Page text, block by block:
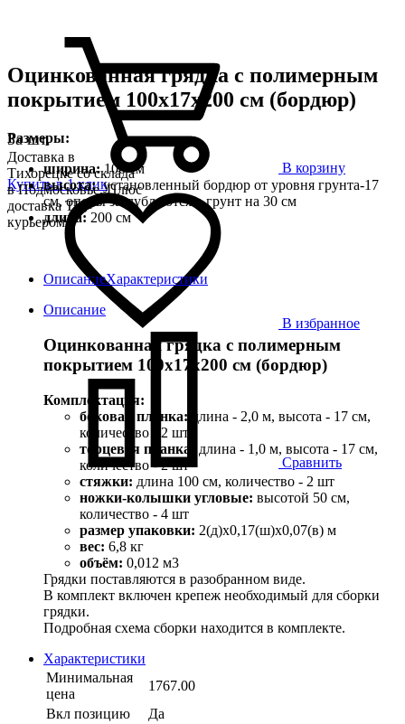
За шт.
Доставка в
Тихорецке со склада
в Подмосковье. Плюс
доставка ТК,
курьером
В корзину
Купить в 1 клик
В избранное
Сравнить
Оцинкованная грядка с полимерным
покрытием 100х17х200 см (бордюр)
Размеры:
ширина:100 см
высота:установленный бордюр от уровня грунта-17
см, опоры заглубляются в грунт на 30 см
длина: 200 см
ОписаниеХарактеристики
Описание
Оцинкованная грядка с полимерным
покрытием 100х17х200 см (бордюр)
Комплектация:
боковая планка: длина - 2,0 м, высота - 17 см,
количество - 2 шт
торцевая планка:
длина - 1,0 м, высота - 17 см,
количество - 2 шт
стяжки: длина 100 см, количество - 2 шт
ножки-колышки угловые: высотой 50 см,
количество - 4 шт
размер упаковки: 2(д)х0,17(ш)х0,07(в) м
вес: 6,8 кг
объём: 0,012 м3
Грядки поставляются в разобранном виде.
В комплект включен крепеж необходимый для сборки
грядки.
Подробная схема сборки находится в комплекте.
Характеристики
Минимальная
цена
1767.00
Вкл позицию
Да